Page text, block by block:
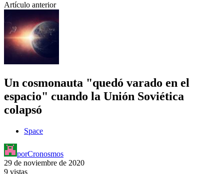
Artículo anterior
Un cosmonauta "quedó varado en el
espacio" cuando la Unión Soviética
colapsó
Space
porCronosmos
29 de noviembre de 2020
9 vistas